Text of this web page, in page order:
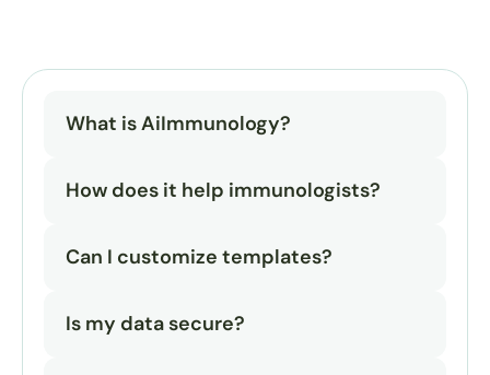
What is AiImmunology?
How does it help immunologists?
Can I customize templates?
Is my data secure?